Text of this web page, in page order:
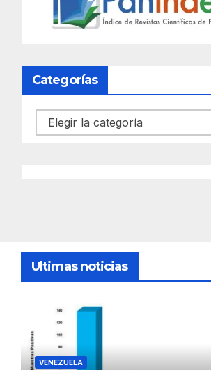
Categorías
Categorías
Ultimas noticias
VENEZUELA